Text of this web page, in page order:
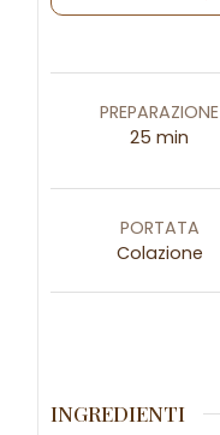
PREPARAZIONE
25 min
PORTATA
Colazione
INGREDIENTI